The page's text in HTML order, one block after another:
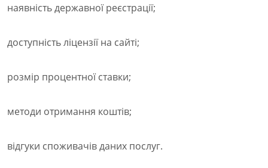
наявність державної реєстрації;
доступність ліцензії на сайті;
розмір процентної ставки;
методи отримання коштів;
відгуки споживачів даних послуг.